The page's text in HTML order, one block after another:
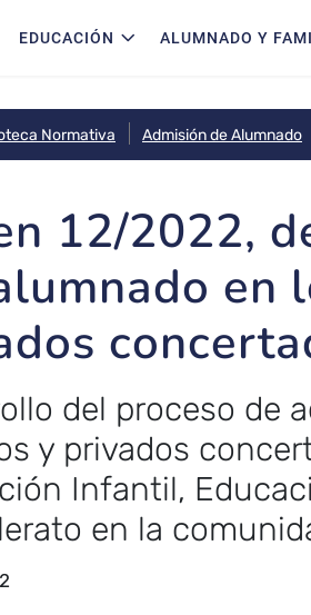
principal
EDUCACIÓN ALUMNADO Y
Normativa Admisión de Alumnado
12/2022,
en
del proceso de
y privados
Infantil,
en la